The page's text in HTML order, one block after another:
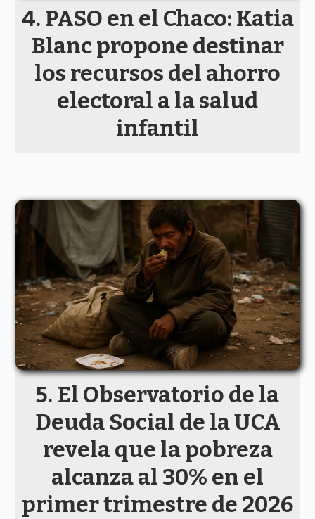
PASO en el Chaco: Katia
Blanc propone destinar
los recursos del ahorro
electoral a la salud
infantil
El Observatorio de la
Deuda Social de la UCA
revela que la pobreza
alcanza al 30% en el
primer trimestre de 2026